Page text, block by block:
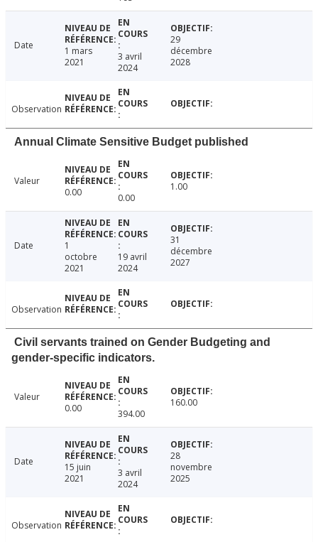
Date
1 mars
2021
3 avril
2024
29
décembre
2028
Observation
Annual Climate Sensitive Budget published
Valeur
0.00
0.00
1.00
Date
1
octobre
2021
19 avril
2024
31
décembre
2027
Observation
Civil servants trained on Gender Budgeting and
gender-specific indicators.
Valeur
0.00
394.00
160.00
Date
15 juin
2021
3 avril
2024
28
novembre
2025
Observation